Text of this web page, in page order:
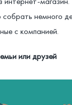
немного
с компанией.
или друзей